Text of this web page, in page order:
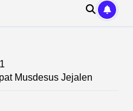
Musdesus Jejalen